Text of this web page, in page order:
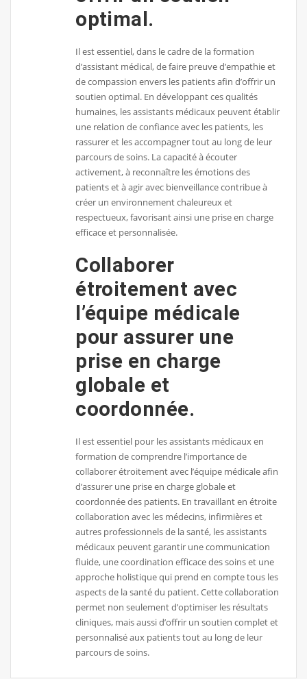
optimal.
Il est essentiel, dans le cadre de la formation
d’assistant médical, de faire preuve d’empathie et
de compassion envers les patients afin d’offrir un
soutien optimal. En développant ces qualités
humaines, les assistants médicaux peuvent établir
une relation de confiance avec les patients, les
rassurer et les accompagner tout au long de leur
parcours de soins. La capacité à écouter
activement, à reconnaître les émotions des
patients et à agir avec bienveillance contribue à
créer un environnement chaleureux et
respectueux, favorisant ainsi une prise en charge
efficace et personnalisée.
Collaborer
étroitement avec
l’équipe médicale
pour assurer une
prise en charge
globale et
coordonnée.
Il est essentiel pour les assistants médicaux en
formation de comprendre l’importance de
collaborer étroitement avec l’équipe médicale afin
d’assurer une prise en charge globale et
coordonnée des patients. En travaillant en étroite
collaboration avec les médecins, infirmières et
autres professionnels de la santé, les assistants
médicaux peuvent garantir une communication
fluide, une coordination efficace des soins et une
approche holistique qui prend en compte tous les
aspects de la santé du patient. Cette collaboration
permet non seulement d’optimiser les résultats
cliniques, mais aussi d’offrir un soutien complet et
personnalisé aux patients tout au long de leur
parcours de soins.